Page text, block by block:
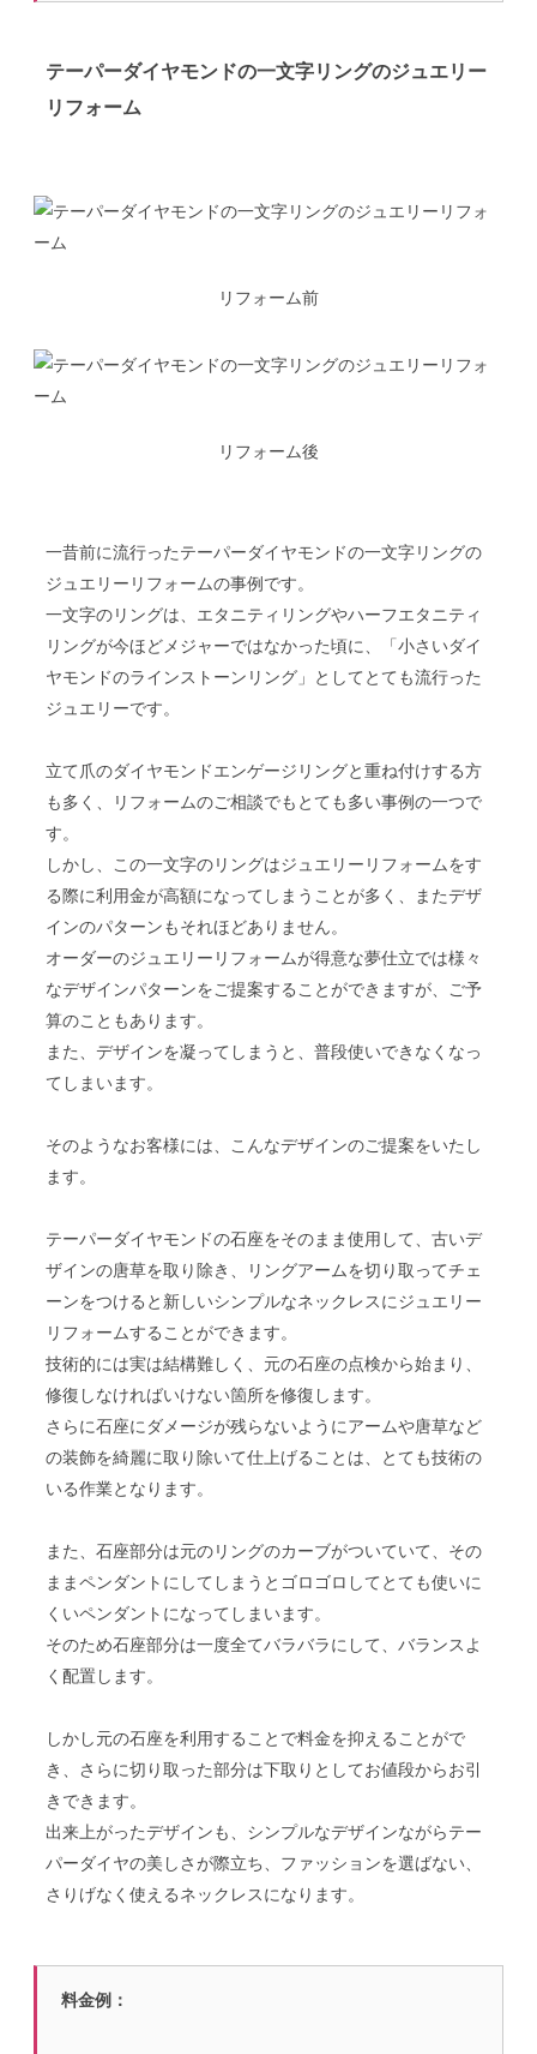
テーパーダイヤモンドの一文字リングのジュエリー
リフォーム
リフォーム前
リフォーム後
一昔前に流行ったテーパーダイヤモンドの一文字リングの
ジュエリーリフォームの事例です。
一文字のリングは、エタニティリングやハーフエタニティ
リングが今ほどメジャーではなかった頃に、「小さいダイ
ヤモンドのラインストーンリング」としてとても流行った
ジュエリーです。
立て爪のダイヤモンドエンゲージリングと重ね付けする方
も多く、リフォームのご相談でもとても多い事例の一つで
す。
しかし、この一文字のリングはジュエリーリフォームをす
る際に利用金が高額になってしまうことが多く、またデザ
インのパターンもそれほどありません。
オーダーのジュエリーリフォームが得意な夢仕立では様々
なデザインパターンをご提案することができますが、ご予
算のこともあります。
また、デザインを凝ってしまうと、普段使いできなくなっ
てしまいます。
そのようなお客様には、こんなデザインのご提案をいたし
ます。
テーパーダイヤモンドの石座をそのまま使用して、古いデ
ザインの唐草を取り除き、リングアームを切り取ってチェ
ーンをつけると新しいシンプルなネックレスにジュエリー
リフォームすることができます。
技術的には実は結構難しく、元の石座の点検から始まり、
修復しなければいけない箇所を修復します。
さらに石座にダメージが残らないようにアームや唐草など
の装飾を綺麗に取り除いて仕上げることは、とても技術の
いる作業となります。
また、石座部分は元のリングのカーブがついていて、その
ままペンダントにしてしまうとゴロゴロしてとても使いに
くいペンダントになってしまいます。
そのため石座部分は一度全てバラバラにして、バランスよ
く配置します。
しかし元の石座を利用することで料金を抑えることがで
き、さらに切り取った部分は下取りとしてお値段からお引
きできます。
出来上がったデザインも、シンプルなデザインながらテー
パーダイヤの美しさが際立ち、ファッションを選ばない、
さりげなく使えるネックレスになります。
料金例：